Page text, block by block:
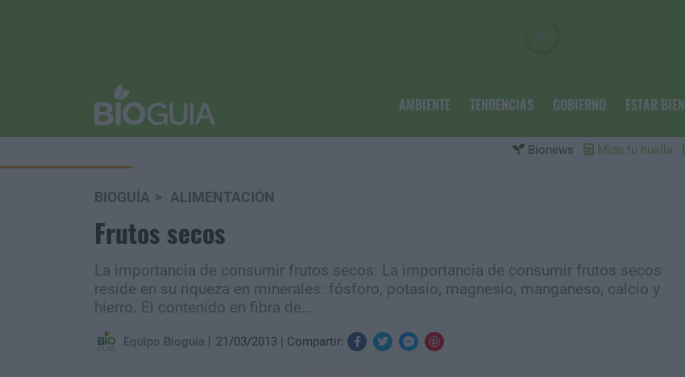
AMBIENTE TENDENCIAS GOBIERNO ESTAR BIEN
Bionews Mide tu huella
BIOGUÍA ALIMENTACIÓN
Frutos secos
La importancia de consumir frutos secos: La importancia de consumir frutos secos
reside en su riqueza en minerales: fósforo, potasio, magnesio, manganeso, calcio y
hierro. El contenido en fibra de...
Equipo Bioguia 21/03/2013 Compartir: